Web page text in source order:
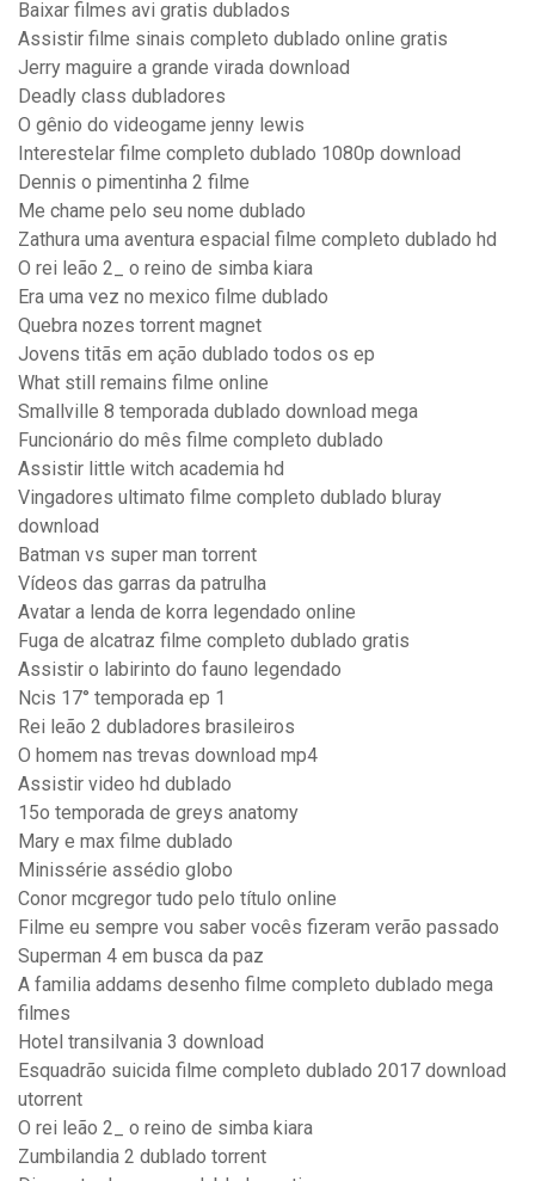
Baixar filmes avi gratis dublados
Assistir filme sinais completo dublado online gratis
Jerry maguire a grande virada download
Deadly class dubladores
O gênio do videogame jenny lewis
Interestelar filme completo dublado 1080p download
Dennis o pimentinha 2 filme
Me chame pelo seu nome dublado
Zathura uma aventura espacial filme completo dublado hd
O rei leão 2_ o reino de simba kiara
Era uma vez no mexico filme dublado
Quebra nozes torrent magnet
Jovens titãs em ação dublado todos os ep
What still remains filme online
Smallville 8 temporada dublado download mega
Funcionário do mês filme completo dublado
Assistir little witch academia hd
Vingadores ultimato filme completo dublado bluray
download
Batman vs super man torrent
Vídeos das garras da patrulha
Avatar a lenda de korra legendado online
Fuga de alcatraz filme completo dublado gratis
Assistir o labirinto do fauno legendado
Ncis 17° temporada ep 1
Rei leão 2 dubladores brasileiros
O homem nas trevas download mp4
Assistir video hd dublado
15o temporada de greys anatomy
Mary e max filme dublado
Minissérie assédio globo
Conor mcgregor tudo pelo título online
Filme eu sempre vou saber vocês fizeram verão passado
Superman 4 em busca da paz
A familia addams desenho filme completo dublado mega
filmes
Hotel transilvania 3 download
Esquadrão suicida filme completo dublado 2017 download
utorrent
O rei leão 2_ o reino de simba kiara
Zumbilandia 2 dublado torrent